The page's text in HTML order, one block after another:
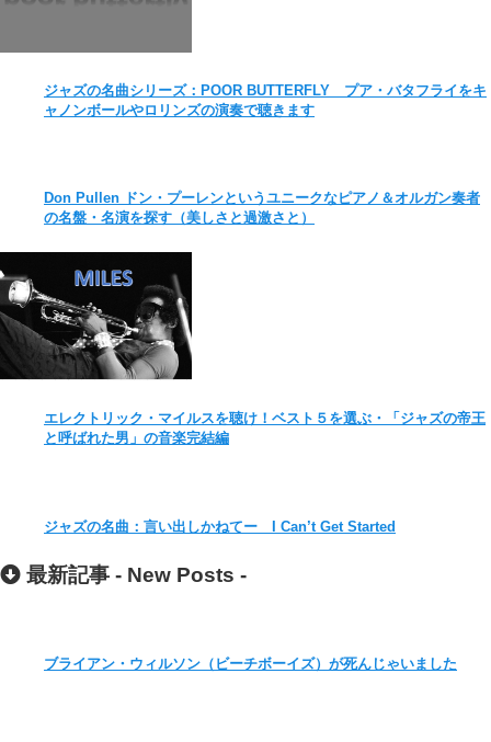
ジャズの名曲シリーズ：POOR BUTTERFLY プア・バタフライをキ
ャノンボールやロリンズの演奏で聴きます
Don Pullen ドン・プーレンというユニークなピアノ＆オルガン奏者
の名盤・名演を探す（美しさと過激さと）
エレクトリック・マイルスを聴け！ベスト５を選ぶ・「ジャズの帝王
と呼ばれた男」の音楽完結編
ジャズの名曲：言い出しかねてー I Can’t Get Started
最新記事 - New Posts -
ブライアン・ウィルソン（ビーチボーイズ）が死んじゃいました